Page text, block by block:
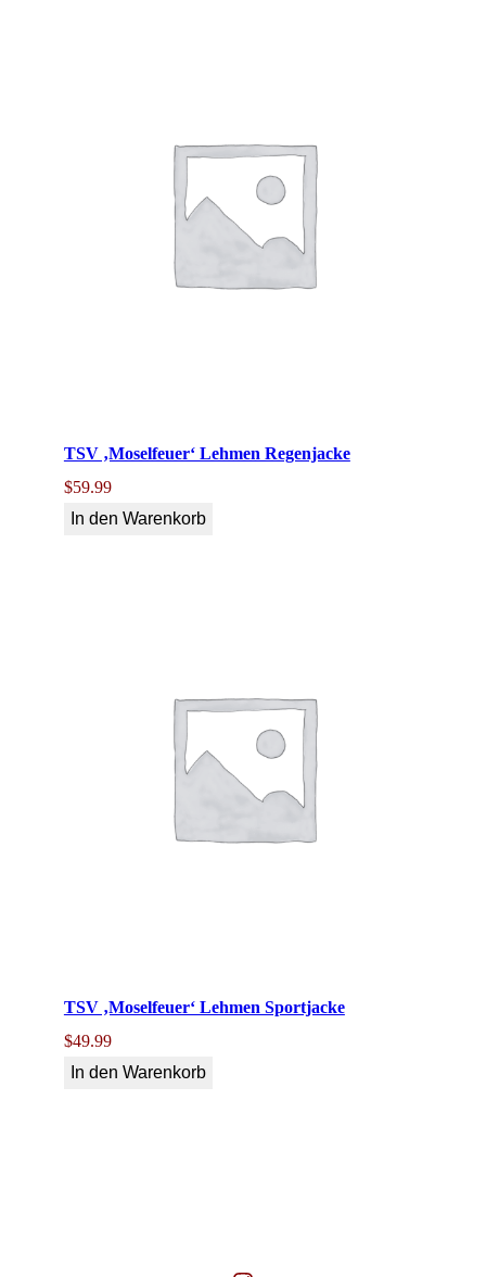
TSV ‚Moselfeuer‘ Lehmen Regenjacke
$59.99
In den Warenkorb
TSV ‚Moselfeuer‘ Lehmen Sportjacke
$49.99
In den Warenkorb